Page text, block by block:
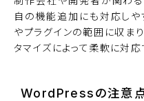
自の機能追加にも対応しや
やプラグインの範囲に収ま
タマイズによって柔軟に対
WordPressの注意